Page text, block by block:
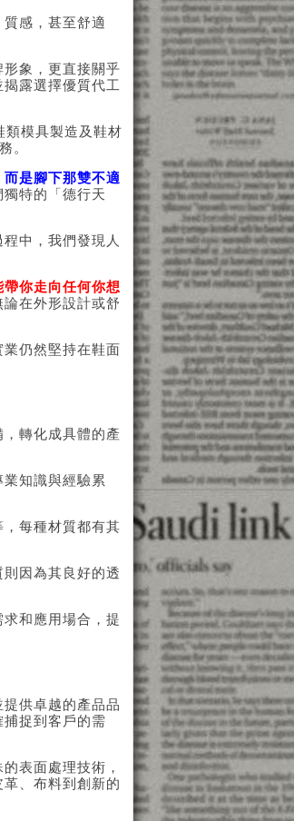
感，甚至舒適
象，更直接關乎
露選擇優質代工
類模具製造及鞋材
。
而是腳下那雙不適
特的「德行天
中，我們發現人
帶你走向任何你想
在外形設計或舒
仍然堅持在鞋面
轉化成具體的產
知識與經驗累
每種材質都有其
因為其良好的透
和應用場合，提
供卓越的產品品
捉到客戶的需
表面處理技術，
、布料到創新的